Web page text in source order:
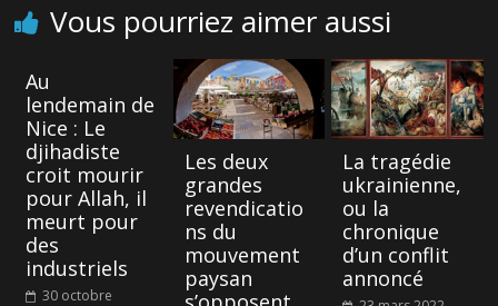
Vous pourriez aimer aussi
Au
lendemain de
Nice : Le
djihadiste
croit mourir
pour Allah, il
meurt pour
des
industriels
30 octobre
Les deux
grandes
revendicatio
ns du
mouvement
paysan
La tragédie
ukrainienne,
ou la
chronique
d’un conflit
annoncé